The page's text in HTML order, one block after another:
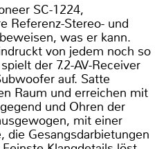
SC-1224,
Referenz-Stereo- und
was er kann.
von jedem noch so
der 7.2-AV-Receiver
auf. Satte
Raum und erreichen mit
und Ohren der
mit einer
die Gesangsdarbietungen